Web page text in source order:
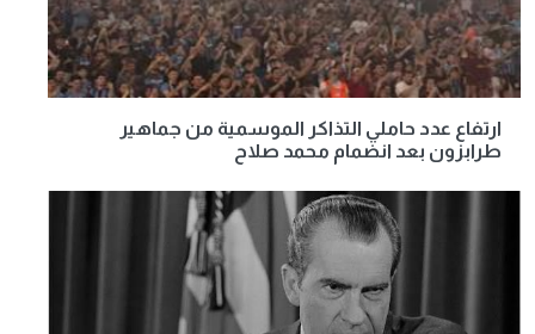
ارتفاع عدد حاملي التذاكر الموسمية من جماهير
طرابزون بعد انضمام محمد صلاح